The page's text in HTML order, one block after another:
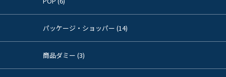
パッケージ・ショッパー (14)
商品ダミー (3)